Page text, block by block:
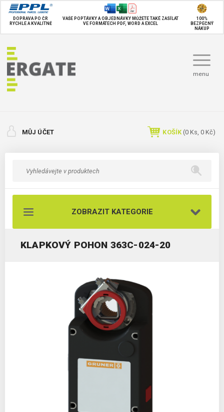
DOPRAVA PO ČR
RYCHLE A KVALITNĚ
VAŠE POPTÁVKY A OBJEDNÁVKY MŮŽETE TAKÉ ZASÍLAT
VE FORMÁTECH PDF, WORD A EXCEL
100%
BEZPEČNÝ
NÁKUP
menu
MŮJ ÚČET KOŠÍK (0 Ks, 0 Kč)
ZOBRAZIT KATEGORIE
KLAPKOVÝ POHON 363C-024-20